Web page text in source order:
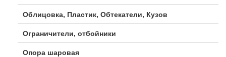
Облицовка, Пластик, Обтекатели, Кузов
Ограничители, отбойники
Опора шаровая